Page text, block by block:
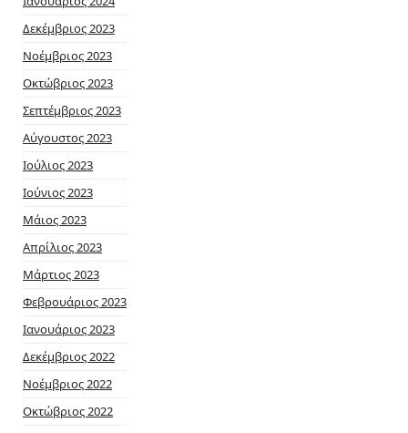
Δεκέμβριος 2023
Νοέμβριος 2023
Οκτώβριος 2023
Σεπτέμβριος 2023
Αύγουστος 2023
Ιούλιος 2023
Ιούνιος 2023
Μάιος 2023
Απρίλιος 2023
Μάρτιος 2023
Φεβρουάριος 2023
Ιανουάριος 2023
Δεκέμβριος 2022
Νοέμβριος 2022
Οκτώβριος 2022